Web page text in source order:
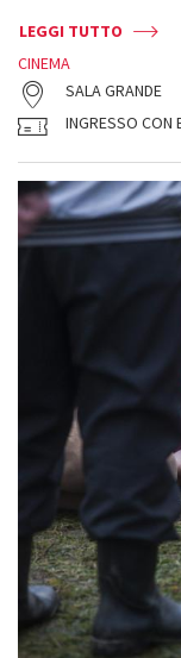
LEGGI TUTTO
CINEMA
SALA GRANDE
INGRESSO CON